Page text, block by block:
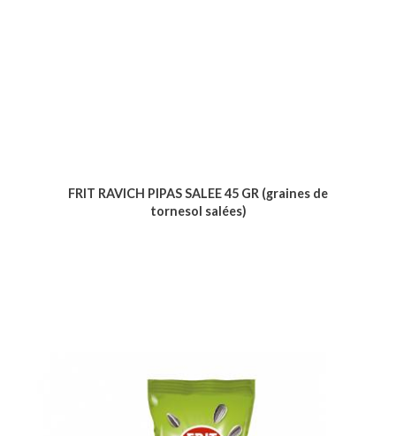
FRIT RAVICH PIPAS SALEE 45 GR (graines de
tornesol salées)